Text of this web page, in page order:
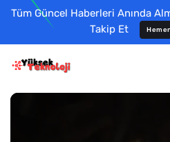
Tüm Güncel Haberleri Anında
Takip Et